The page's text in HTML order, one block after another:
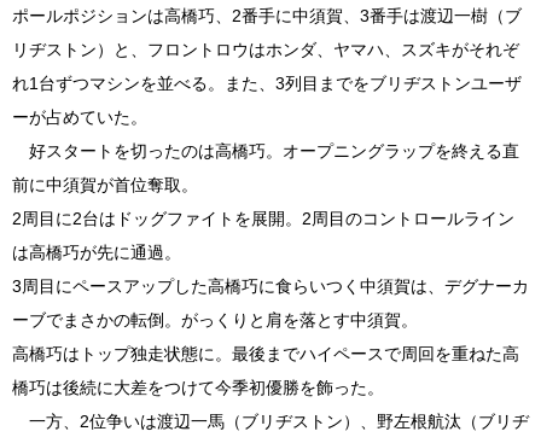
ポールポジションは高橋巧、2番手に中須賀、3番手は渡辺一樹（ブ
リヂストン）と、フロントロウはホンダ、ヤマハ、スズキがそれぞ
れ1台ずつマシンを並べる。また、3列目までをブリヂストンユーザ
ーが占めていた。
好スタートを切ったのは高橋巧。オープニングラップを終える直
前に中須賀が首位奪取。
2周目に2台はドッグファイトを展開。2周目のコントロールライン
は高橋巧が先に通過。
3周目にペースアップした高橋巧に食らいつく中須賀は、デグナーカ
ーブでまさかの転倒。がっくりと肩を落とす中須賀。
高橋巧はトップ独走状態に。最後までハイペースで周回を重ねた高
橋巧は後続に大差をつけて今季初優勝を飾った。
一方、2位争いは渡辺一馬（ブリヂストン）、野左根航汰（ブリヂ